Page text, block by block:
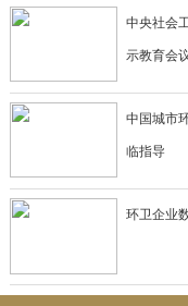
中央社会
示教育会
中国城市
临指导
环卫企业